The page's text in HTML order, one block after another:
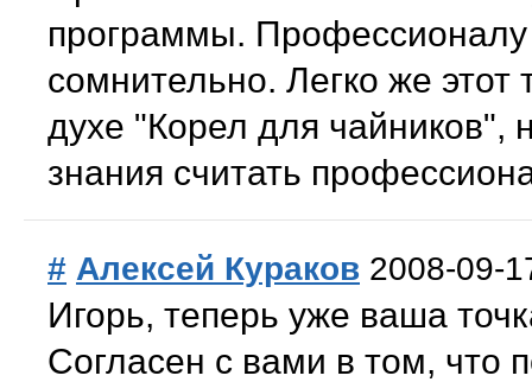
программы. Профессионалу
сомнительно. Легко же
духе "Корел для
знания считать
# Алексей Кураков 2008-09-
Игорь, теперь уже ваша
Согласен с вами в том, что